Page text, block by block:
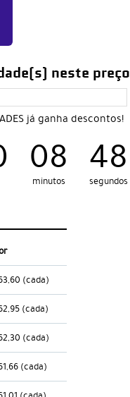
neste preço
já ganha descontos!
08
minutos 47
segundos
(cada)
(cada)
(cada)
(cada)